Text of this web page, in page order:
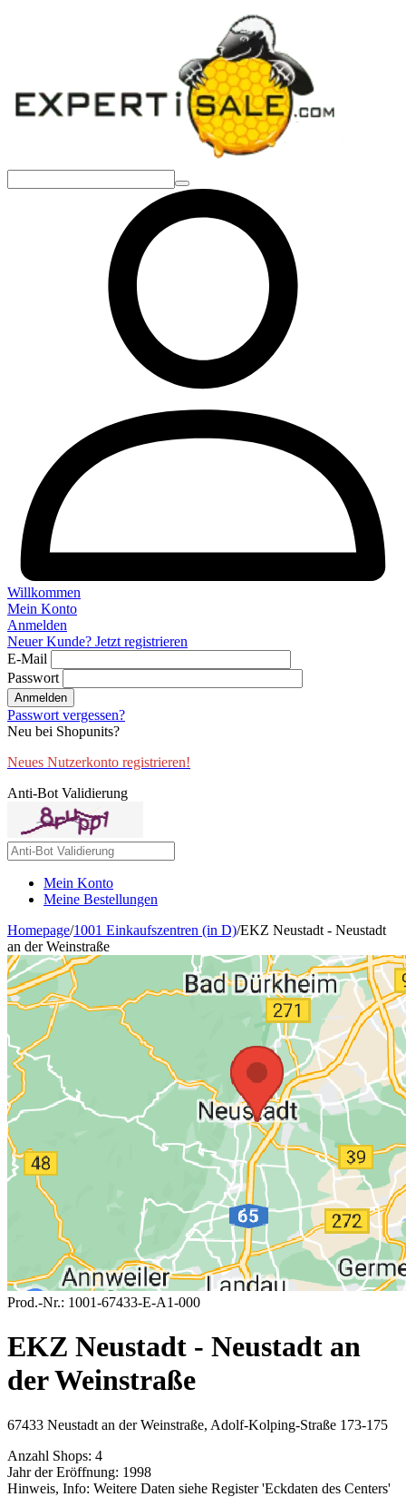
Willkommen
Mein Konto
Anmelden
Neuer Kunde? Jetzt registrieren
E-Mail
Passwort
Anmelden
Passwort vergessen?
Neu bei Shopunits?
Neues Nutzerkonto registrieren!
Anti-Bot Validierung
Mein Konto
Meine Bestellungen
Homepage/1001 Einkaufszentren (in D)/EKZ Neustadt - Neustadt
an der Weinstraße
Prod.-Nr.: 1001-67433-E-A1-000
EKZ Neustadt - Neustadt an
der Weinstraße
67433 Neustadt an der Weinstraße, Adolf-Kolping-Straße 173-175
Anzahl Shops: 4
Jahr der Eröffnung: 1998
Hinweis, Info: Weitere Daten siehe Register 'Eckdaten des Centers'